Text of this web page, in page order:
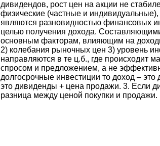
дивидендов, рост цен на акции не
физические (частные и
являются разновидностью финансовых
целью получения дохода.
основным факторам, влияющим на
2) колебания рыночных цен 3) уровень
направляются в те ц.б., где происходит
спросом и предложением, а не
долгосрочные инвестиции то доход –
это дивиденды + цена продажи. 3. Если
разница между ценой покупки и продажи.